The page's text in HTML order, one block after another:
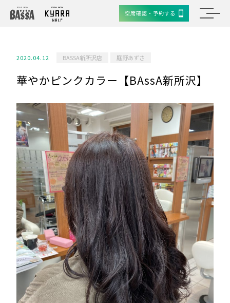
空席確認・予約する
2020.04.12 BASSA新所沢店 庭野あずさ
華やかピンクカラー【BAssA新所沢】